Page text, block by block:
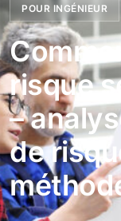
POUR INGÉNIEUR
risque
–
de